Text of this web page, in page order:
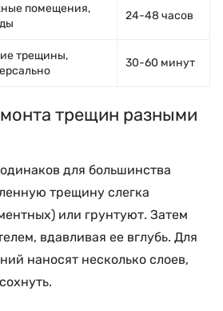
помещения,
24-48 часов
трещины,
30-60 минут
трещин разными
для большинства
трещину слегка
или грунтуют. Затем
вдавливая ее вглубь. Для
наносят несколько слоев,